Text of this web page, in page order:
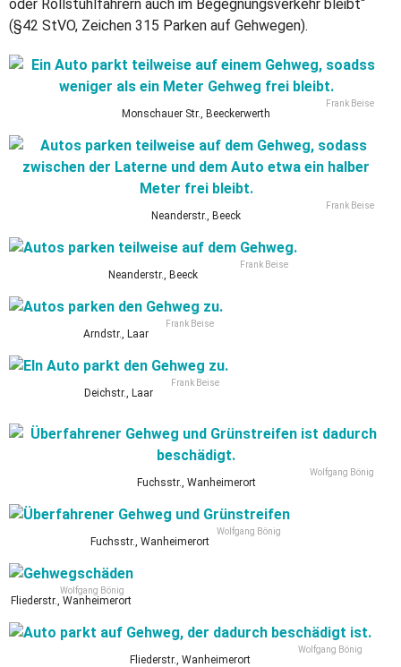
oder Rollstuhlfahrern auch im Begegnungsverkehr bleibt“
(§42 StVO, Zeichen 315 Parken auf Gehwegen).
Frank Beise
Monschauer Str., Beeckerwerth
Frank Beise
Neanderstr., Beeck
Frank Beise
Neanderstr., Beeck
Frank Beise
Arndstr., Laar
Frank Beise
Deichstr., Laar
Wolfgang Bönig
Fuchsstr., Wanheimerort
Wolfgang Bönig
Fuchsstr., Wanheimerort
Wolfgang Bönig
Fliederstr., Wanheimerort
Wolfgang Bönig
Fliederstr., Wanheimerort